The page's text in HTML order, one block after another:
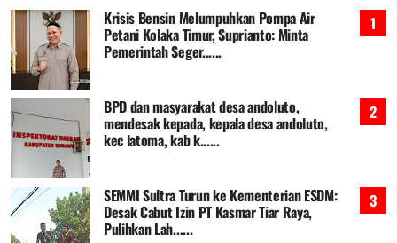
Krisis Bensin Melumpuhkan Pompa Air
Petani Kolaka Timur, Suprianto: Minta
Pemerintah Seger......
BPD dan masyarakat desa andoluto,
mendesak kepada, kepala desa andoluto,
kec latoma, kab k......
SEMMI Sultra Turun ke Kementerian ESDM:
Desak Cabut Izin PT Kasmar Tiar Raya,
Pulihkan Lah......